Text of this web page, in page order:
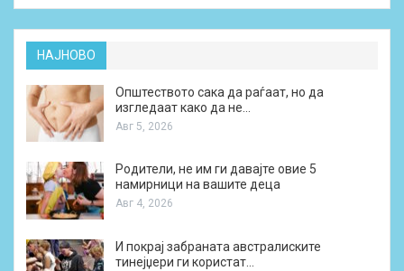
НАЈНОВО
Општеството сака да раѓаат, но да
изгледаат како да не…
Авг 5, 2026
Родители, не им ги давајте овие 5
намирници на вашите деца
Авг 4, 2026
И покрај забраната австралиските
тинејџери ги користат…